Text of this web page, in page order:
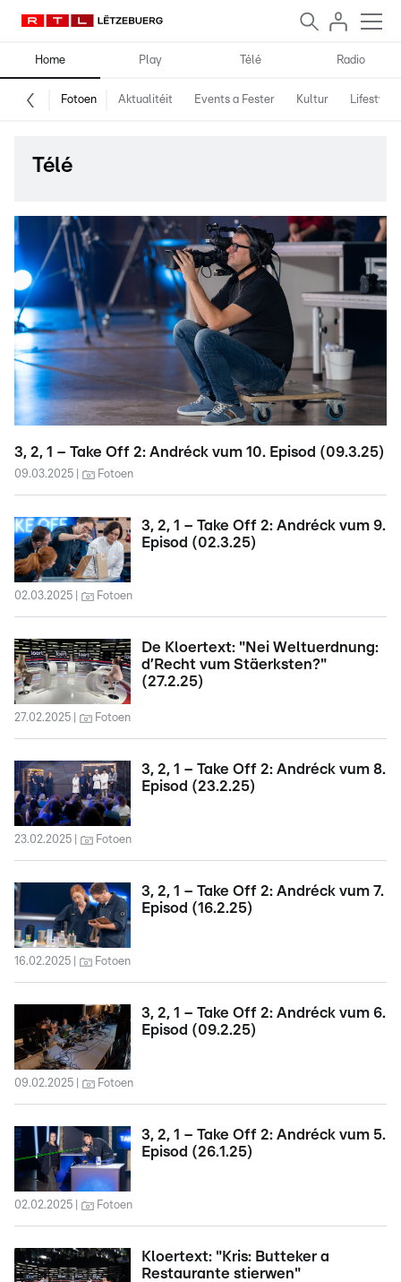
Home Play Télé Radio
Fotoen Aktualitéit Events a Fester Kultur Lifestyle
Télé
3, 2, 1 – Take Off 2: Andréck vum 10. Episod (09.3.25)
09.03.2025 Fotoen
3, 2, 1 – Take Off 2: Andréck vum 9.
Episod (02.3.25)
02.03.2025 Fotoen
De Kloertext: "Nei Weltuerdnung:
d’Recht vum Stäerksten?"
(27.2.25)
27.02.2025 Fotoen
3, 2, 1 – Take Off 2: Andréck vum 8.
Episod (23.2.25)
23.02.2025 Fotoen
3, 2, 1 – Take Off 2: Andréck vum 7.
Episod (16.2.25)
16.02.2025 Fotoen
3, 2, 1 – Take Off 2: Andréck vum 6.
Episod (09.2.25)
09.02.2025 Fotoen
3, 2, 1 – Take Off 2: Andréck vum 5.
Episod (26.1.25)
02.02.2025 Fotoen
Kloertext: "Kris: Butteker a
Restaurante stierwen"